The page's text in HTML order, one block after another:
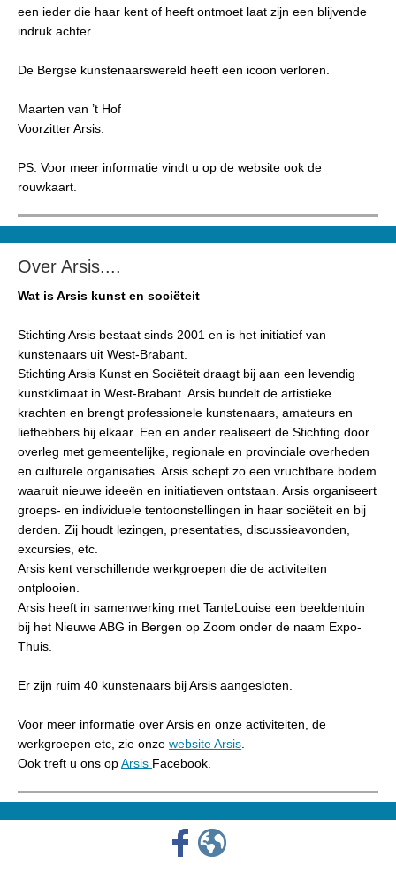
een ieder die haar kent of heeft ontmoet laat zijn een blijvende
indruk achter.
De Bergse kunstenaarswereld heeft een icoon verloren.
Maarten van ’t Hof
Voorzitter Arsis.
PS. Voor meer informatie vindt u op de website ook de
rouwkaart.
Over Arsis....
Wat is Arsis kunst en sociëteit
Stichting Arsis bestaat sinds 2001 en is het initiatief van
kunstenaars uit West-Brabant.
Stichting Arsis Kunst en Sociëteit draagt bij aan een levendig
kunstklimaat in West-Brabant. Arsis bundelt de artistieke
krachten en brengt professionele kunstenaars, amateurs en
liefhebbers bij elkaar. Een en ander realiseert de Stichting door
overleg met gemeentelijke, regionale en provinciale overheden
en culturele organisaties. Arsis schept zo een vruchtbare bodem
waaruit nieuwe ideeën en initiatieven ontstaan. Arsis organiseert
groeps- en individuele tentoonstellingen in haar sociëteit en bij
derden. Zij houdt lezingen, presentaties, discussieavonden,
excursies, etc.
Arsis kent verschillende werkgroepen die de activiteiten
ontplooien.
Arsis heeft in samenwerking met TanteLouise een beeldentuin
bij het Nieuwe ABG in Bergen op Zoom onder de naam Expo-
Thuis.
Er zijn ruim 40 kunstenaars bij Arsis aangesloten.
Voor meer informatie over Arsis en onze activiteiten, de
werkgroepen etc, zie onze website Arsis
Ook treft u ons opArsis Facebook.